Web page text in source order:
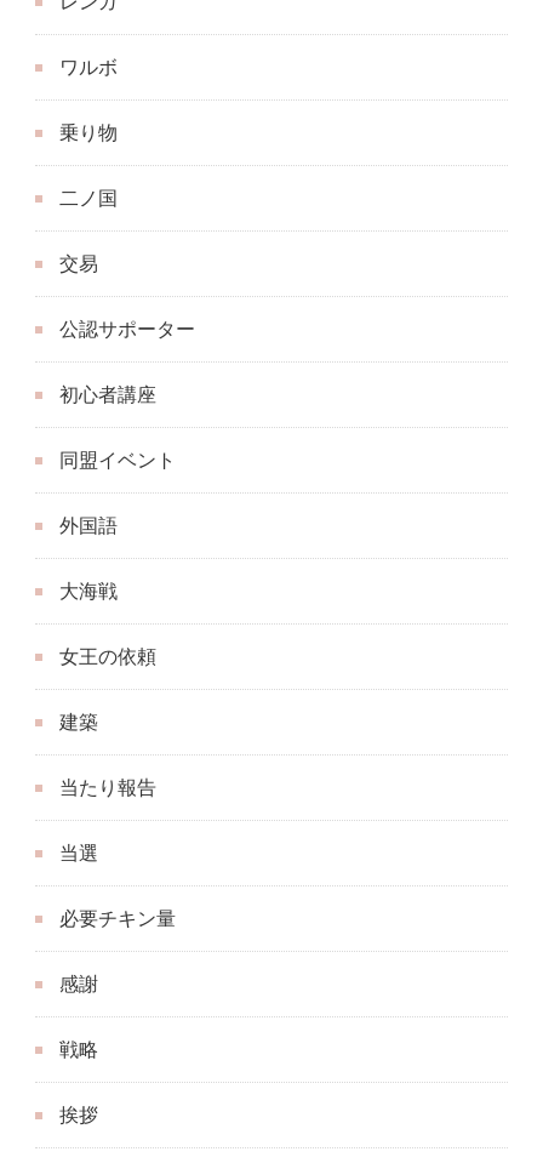
ワルボ
乗り物
二ノ国
交易
公認サポーター
初心者講座
同盟イベント
外国語
大海戦
女王の依頼
建築
当たり報告
当選
必要チキン量
感謝
戦略
挨拶